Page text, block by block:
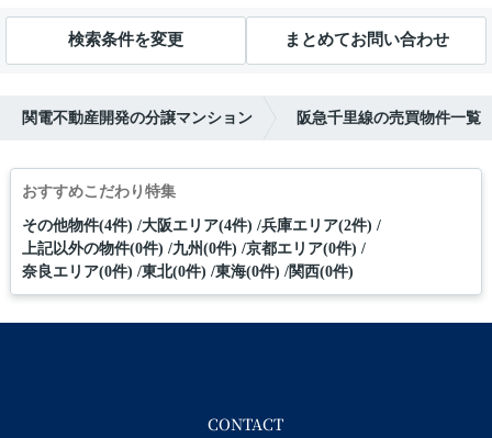
検索条件を変更 まとめてお問い合わせ
関電不動産開発の分譲マンション 阪急千里線の売買物件一覧
おすすめこだわり特集
その他物件(4件) 大阪エリア(4件) 兵庫エリア(2件)
上記以外の物件(0件) 九州(0件) 京都エリア(0件)
奈良エリア(0件) 東北(0件) 東海(0件) 関西(0件)
CONTACT